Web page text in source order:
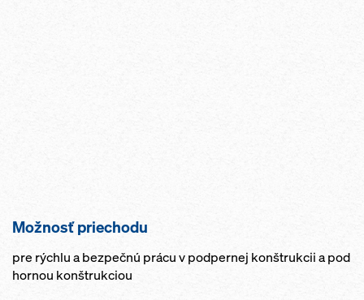
Možnosť priechodu
pre rýchlu a bezpečnú prácu v podpernej konštrukcii a pod
hornou konštrukciou